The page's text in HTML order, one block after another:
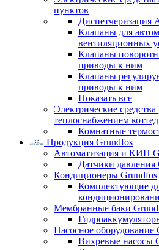
пунктов
Клапаны для
вентиляционных
Клапаны
приводы к ним
Клапаны
приводы к ним
Показать все
Электрические
теплоснабжением
Комнатные
Продукция Grundfos
Автоматизация и КИП
Датчики давления
Кондиционеры Grundfos
Комплектующие
Мембранные баки
Насосное оборудование
Вихревые насосы